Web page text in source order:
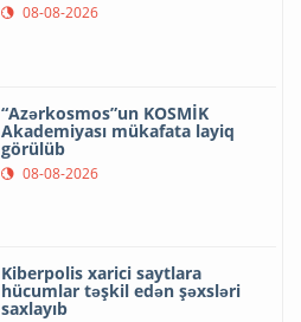
08-08-2026
“Azərkosmos”un KOSMİK
Akademiyası mükafata layiq
görülüb
08-08-2026
Kiberpolis xarici saytlara
hücumlar təşkil edən şəxsləri
saxlayıb